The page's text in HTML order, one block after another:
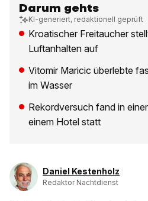
Darum gehts
KI-generiert, redaktionell geprüft
Kroatischer Freitaucher
Luftanhalten auf
Vitomir Maricic überlebte
im Wasser
Rekordversuch fand in
einem Hotel statt
Daniel Kestenholz
Redaktor Nachtdienst